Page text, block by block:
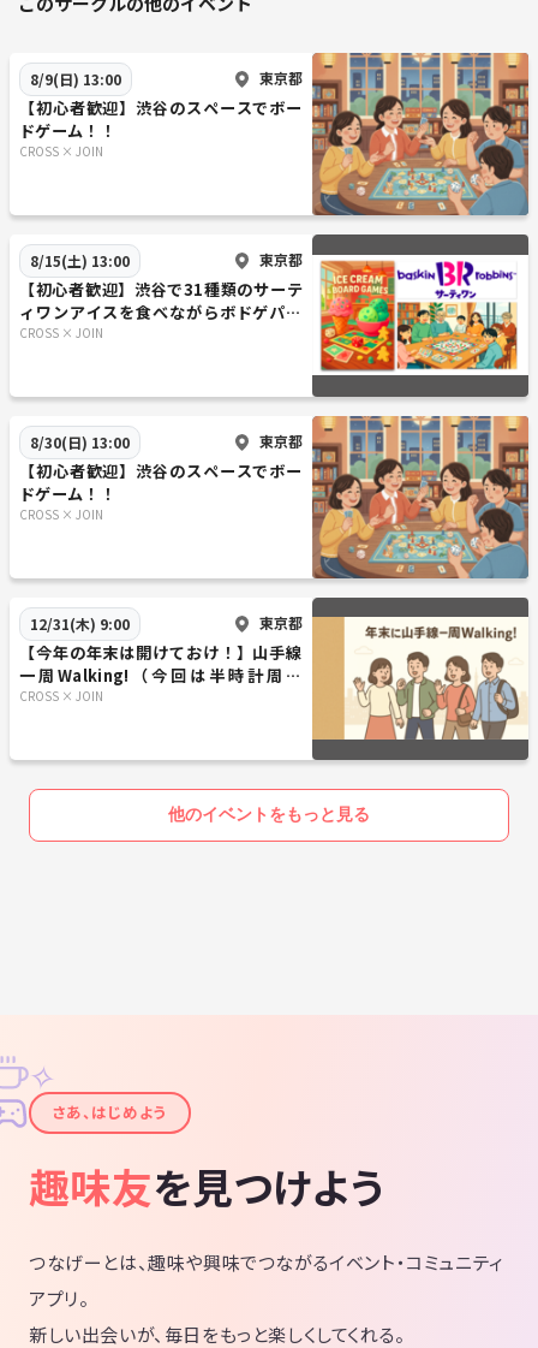
8/9(日) 13:00 東京都
【初心者歓迎】渋谷のスペースでボー
ドゲーム！！
CROSS × JOIN
8/15(土) 13:00 東京都
【初心者歓迎】渋谷で31種類のサーテ
ィワンアイスを食べながらボドゲパー
ティー😆大満足6時間!！😆
CROSS × JOIN
8/30(日) 13:00 東京都
【初心者歓迎】渋谷のスペースでボー
ドゲーム！！
CROSS × JOIN
12/31(木) 9:00 東京都
【今年の年末は開けておけ！】山手線
一周Walking!（今回は半時計周り
で！）
CROSS × JOIN
他のイベントをもっと見る
✦
✧
さあ、はじめよう
趣味友を見つけよう
つなげーとは、趣味や興味でつながるイベント・コミュニティ
アプリ。
新しい出会いが、毎日をもっと楽しくしてくれる。